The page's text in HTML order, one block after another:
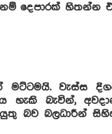
දෙපාරක් හිතන්න
වැස්ස
හැකි බැවින්,
යුතු බව බලධාරීන්